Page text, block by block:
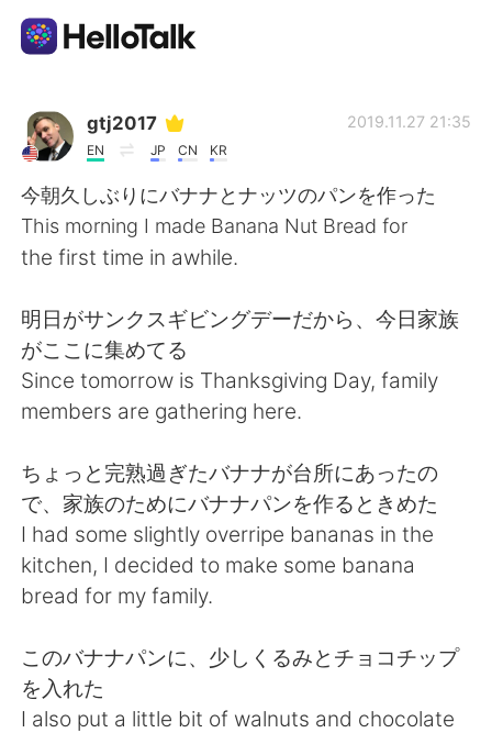
Ứng dụng trao đổi ngôn ngữ
Tiếng Việt
English 简体中文
繁體中文 Español
Deutsch 日本語
한국어 Русский
ไทย Indonesia
Italiano Türkçe
Português
gtj2017
EN JP CN KR
2019.11.27 21:35
今朝久しぶりにバナナとナッツのパンを作った
This morning I made Banana Nut Bread for
the first time in awhile.
明日がサンクスギビングデーだから、今日家族
がここに集めてる
Since tomorrow is Thanksgiving Day, family
members are gathering here.
ちょっと完熟過ぎたバナナが台所にあったの
で、家族のためにバナナパンを作るときめた
I had some slightly overripe bananas in the
kitchen, I decided to make some banana
bread for my family.
このバナナパンに、少しくるみとチョコチップ
を入れた
I also put a little bit of walnuts and chocolate